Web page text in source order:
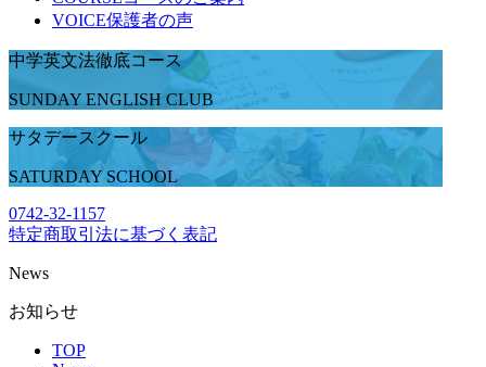
VOICE保護者の声
中学英文法徹底コース
SUNDAY ENGLISH CLUB
サタデースクール
SATURDAY SCHOOL
0742-32-1157
特定商取引法に基づく表記
News
お知らせ
TOP